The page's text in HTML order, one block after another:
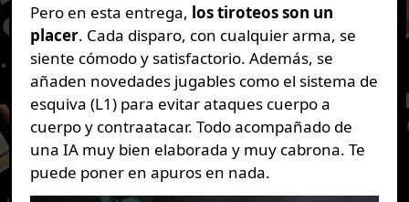
Pero en esta entrega, los tiroteos son un
placer. Cada disparo, con cualquier arma, se
siente cómodo y satisfactorio. Además, se
añaden novedades jugables como el sistema de
esquiva (L1) para evitar ataques cuerpo a
cuerpo y contraatacar. Todo acompañado de
una IA muy bien elaborada y muy cabrona. Te
puede poner en apuros en nada.